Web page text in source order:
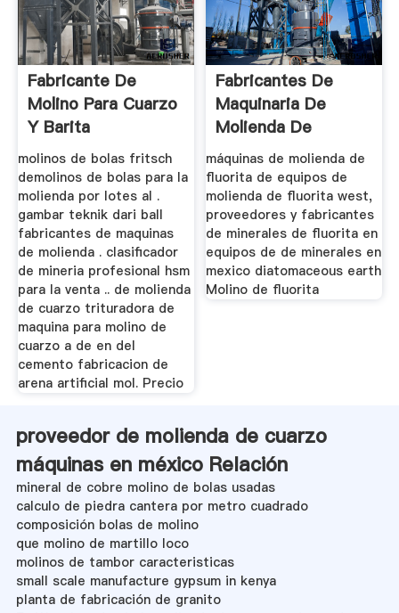
Fabricante De
Molino Para Cuarzo
Y Barita
molinos de bolas fritsch
demolinos de bolas para la
molienda por lotes al .
gambar teknik dari ball
fabricantes de maquinas
de molienda . clasificador
de mineria profesional hsm
para la venta .. de molienda
de cuarzo trituradora de
maquina para molino de
cuarzo a de en del
cemento fabricacion de
arena artificial mol. Precio
Fabricantes De
Maquinaria De
Molienda De
Fluorita
máquinas de molienda de
fluorita de equipos de
molienda de fluorita west,
proveedores y fabricantes
de minerales de fluorita en
equipos de de minerales en
mexico diatomaceous earth
Molino de fluorita
proveedor de molienda de cuarzo
máquinas en méxico Relación
mineral de cobre molino de bolas usadas
calculo de piedra cantera por metro cuadrado
composición bolas de molino
que molino de martillo loco
molinos de tambor caracteristicas
small scale manufacture gypsum in kenya
planta de fabricación de granito